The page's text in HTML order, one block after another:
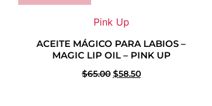
Pink Up
ACEITE MÁGICO PARA LABIOS –
MAGIC LIP OIL – PINK UP
$65.00 $58.50